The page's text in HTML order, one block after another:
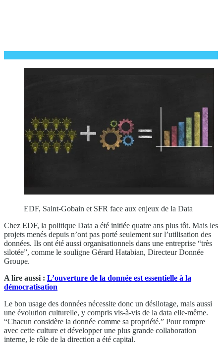
EDF, Saint-Gobain et SFR face aux enjeux de la Data
Chez EDF, la politique Data a été initiée quatre ans plus tôt. Mais les
projets menés depuis n’ont pas porté seulement sur l’utilisation des
données. Ils ont été aussi organisationnels dans une entreprise “très
silotée”, comme le souligne Gérard Hatabian, Directeur Donnée
Groupe.
A lire aussi : L’ouverture de la donnée est essentielle à la
démocratisation
Le bon usage des données nécessite donc un désilotage, mais aussi
une évolution culturelle, y compris vis-à-vis de la data elle-même.
“Chacun considère la donnée comme sa propriété.” Pour rompre
avec cette culture et développer une plus grande collaboration
interne, le rôle de la direction a été capital.